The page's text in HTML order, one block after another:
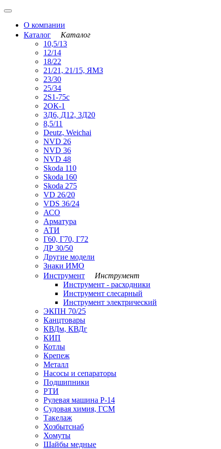
О компании
Каталог
Каталог
10,5/13
12/14
18/22
21/21, 21/15, ЯМЗ
23/30
25/34
2S1-75с
2ОК-1
3Д6, Д12, 3Д20
8,5/11
Deutz, Weichai
NVD 26
NVD 36
NVD 48
Skoda 110
Skoda 160
Skoda 275
VD 26/20
VDS 36/24
АСО
Арматура
АТИ
Г60, Г70, Г72
ДР 30/50
Другие модели
Знаки ИМО
Инструмент
Инструмент
Инструмент - расходники
Инструмент слесарный
Инструмент электрический
ЭКПН 70/25
Канцтовары
КВДм, КВДг
КИП
Котлы
Крепеж
Металл
Насосы и сепараторы
Подшипники
РТИ
Рулевая машина Р-14
Судовая химия, ГСМ
Такелаж
Хозбытснаб
Хомуты
Шайбы медные